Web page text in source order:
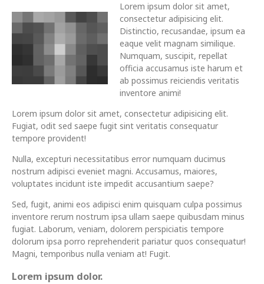
Lorem ipsum dolor sit amet,
consectetur adipisicing elit.
Distinctio, recusandae, ipsum ea
eaque velit magnam similique.
Numquam, suscipit, repellat
officia accusamus iste harum et
ab possimus reiciendis veritatis
inventore animi!
Lorem ipsum dolor sit amet, consectetur adipisicing elit.
Fugiat, odit sed saepe fugit sint veritatis consequatur
tempore provident!
Nulla, excepturi necessitatibus error numquam ducimus
nostrum adipisci eveniet magni. Accusamus, maiores,
voluptates incidunt iste impedit accusantium saepe?
Sed, fugit, animi eos adipisci enim quisquam culpa possimus
inventore rerum nostrum ipsa ullam saepe quibusdam minus
fugiat. Laborum, veniam, dolorem perspiciatis tempore
dolorum ipsa porro reprehenderit pariatur quos consequatur!
Magni, temporibus nulla veniam at! Fugit.
Lorem ipsum dolor.